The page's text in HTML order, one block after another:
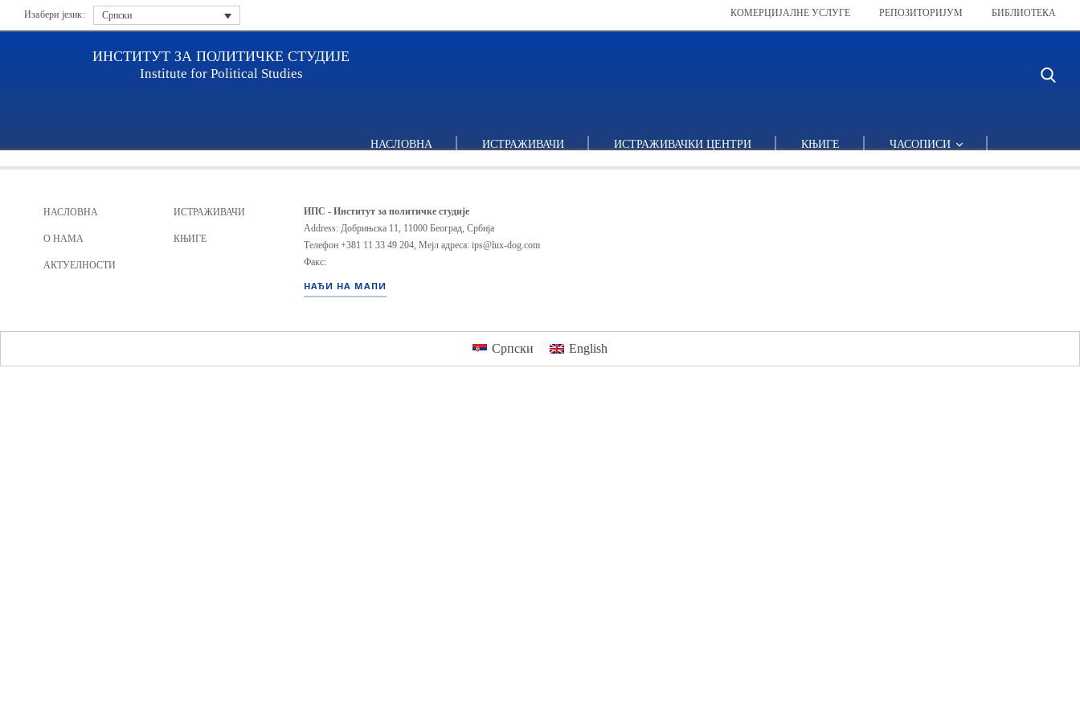
Изабери језик: Српски КОМЕРЦИЈАЛНЕ УСЛУГЕ РЕПОЗИТОРИЈУМ БИБЛИОТЕКА
ИНСТИТУТ ЗА ПОЛИТИЧКЕ СТУДИЈЕ
Institute for Political Studies
НАСЛОВНА ИСТРАЖИВАЧИ ИСТРАЖИВАЧКИ ЦЕНТРИ КЊИГЕ ЧАСОПИСИ
НАСЛОВНА
О НАМА
АКТУЕЛНОСТИ
ИСТРАЖИВАЧИ
КЊИГЕ
ИПС - Институт за политичке студије
Address: Добрињска 11, 11000 Београд, Србија
Телефон +381 11 33 49 204, Мејл адреса: ips@lux-dog.com
Факс:
НАЂИ НА МАПИ
Српски English